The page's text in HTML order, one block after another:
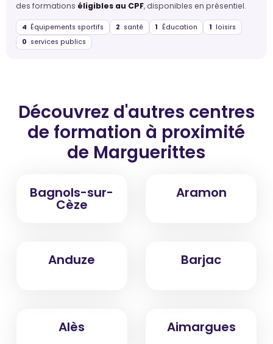
des formations éligibles au CPF, disponibles en présentiel.
4 Équipements sportifs 2 santé 1 Éducation 1 loisirs
0 services publics
Découvrez d'autres centres
de formation à proximité
de Marguerittes
Bagnols-sur-
Cèze
Aramon
Anduze Barjac
Alès Aimargues